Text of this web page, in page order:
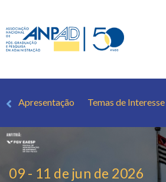
Apresentação Temas de Interesse
09 - 11 de jun de 2026